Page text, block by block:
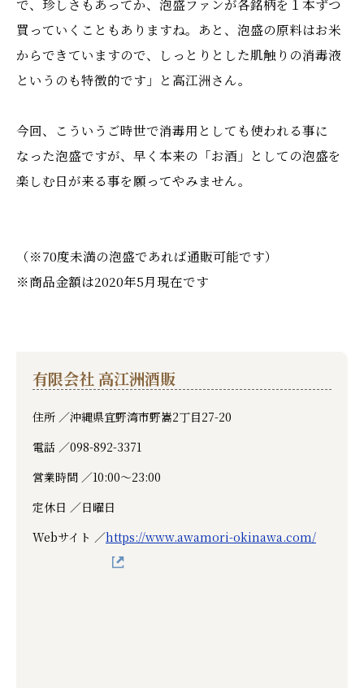
で、珍しさもあってか、泡盛ファンが各銘柄を１本ずつ
買っていくこともありますね。あと、泡盛の原料はお米
からできていますので、しっとりとした肌触りの消毒液
というのも特徴的です」と高江洲さん。
今回、こういうご時世で消毒用としても使われる事に
なった泡盛ですが、早く本来の「お酒」としての泡盛を
楽しむ日が来る事を願ってやみません。
（※70度未満の泡盛であれば通販可能です）
※商品金額は2020年5月現在です
有限会社 高江洲酒販
住所 ／沖縄県宜野湾市野嵩2丁目27-20
電話 ／098-892-3371
営業時間 ／10:00～23:00
定休日 ／日曜日
Webサイト ／https://www.awamori-okinawa.com/